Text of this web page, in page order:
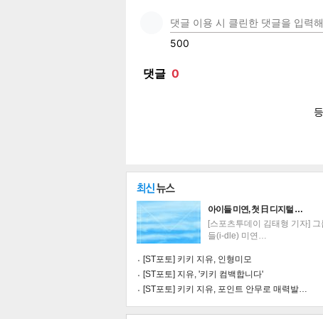
기
트위 카카
아이들 미연, 첫 日 디지털 …
[스포츠투데이 김태형 기자] 그
들(i-dle) 미연…
[ST포토] 키키 지유, 인형미모
[ST포토] 지유, '키키 컴백합니다'
[ST포토] 키키 지유, 포인트 안무로 매력발…